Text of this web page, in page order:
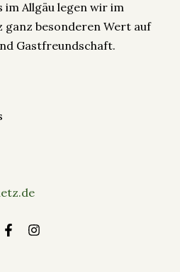
im Allgäu legen wir im
ganz besonderen Wert auf
Gastfreundschaft.